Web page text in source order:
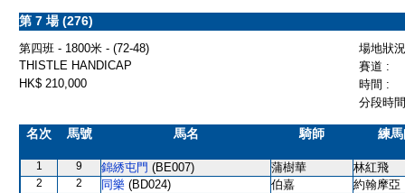
第 7 場 (276)
第四班 - 1800米 - (72-48)
場地狀
THISTLE HANDICAP
賽道 :
HK$ 210,000
時間 :
分段時
名次 馬號 馬名 騎師 練
1 9 錦綉屯門 (BE007) 蒲樹華 林紅飛
2 2 同樂 (BD024) 伯嘉 約翰摩亞